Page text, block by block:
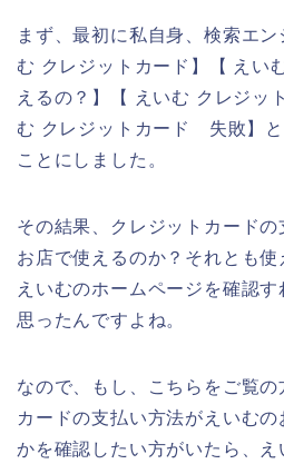
まず、最初に私自身、検索エ
む クレジットカード】【 え
えるの？】【 えいむ クレジッ
む クレジットカード 失敗】
ことにしました。
その結果、クレジットカード
お店で使えるのか？それとも使
えいむのホームページを確認
思ったんですよね。
なので、もし、こちらをご覧の
カードの支払い方法がえいむの
かを確認したい方がいたら、